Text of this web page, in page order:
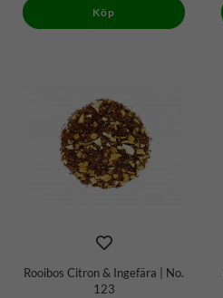
Köp
Rooibos Citron & Ingefära | No.
123